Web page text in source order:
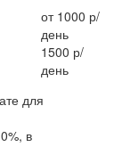
от 1000 р/
день
1500 р/
день
для
в